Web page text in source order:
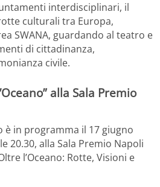
interdisciplinari, il
culturali tra Europa,
SWANA, guardando al teatro e
di cittadinanza,
civile.
alla Sala Premio
in programma il 17 giugno
20.30, alla Sala Premio Napoli
l’Oceano: Rotte, Visioni e